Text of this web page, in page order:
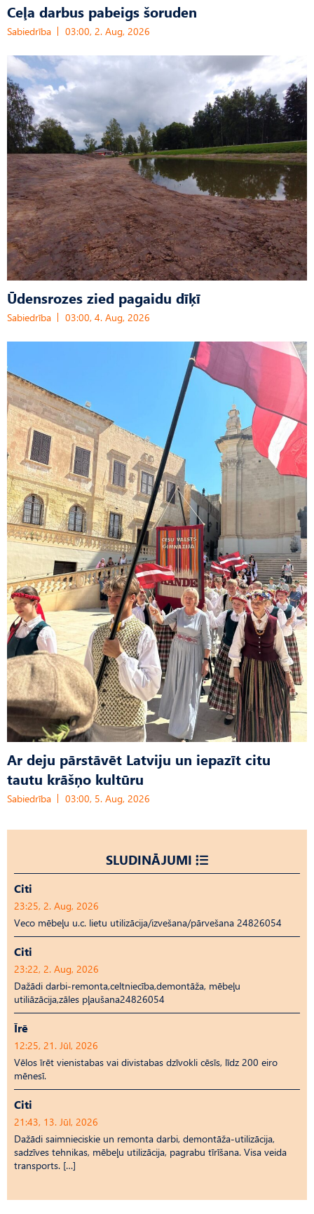
Ceļa darbus pabeigs šoruden
Sabiedrība 03:00, 2. Aug, 2026
Ūdensrozes zied pagaidu dīķī
Sabiedrība 03:00, 4. Aug, 2026
Ar deju pārstāvēt Latviju un iepazīt citu
tautu krāšņo kultūru
Sabiedrība 03:00, 5. Aug, 2026
SLUDINĀJUMI
Citi
23:25, 2. Aug, 2026
Veco mēbeļu u.c. lietu utilizācija/izvešana/pārvešana 24826054
Citi
23:22, 2. Aug, 2026
Dažādi darbi-remonta,celtniecība,demontāža, mēbeļu
utiliāzācija,zāles pļaušana24826054
Īrē
12:25, 21. Jūl, 2026
Vēlos īrēt vienistabas vai divistabas dzīvokli cēsīs, līdz 200 eiro
mēnesī.
Citi
21:43, 13. Jūl, 2026
Dažādi saimnieciskie un remonta darbi, demontāža-utilizācija,
sadzīves tehnikas, mēbeļu utilizācija, pagrabu tīrīšana. Visa veida
transports. […]